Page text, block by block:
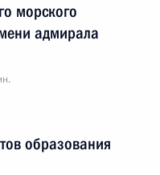
морского
адмирала
образования